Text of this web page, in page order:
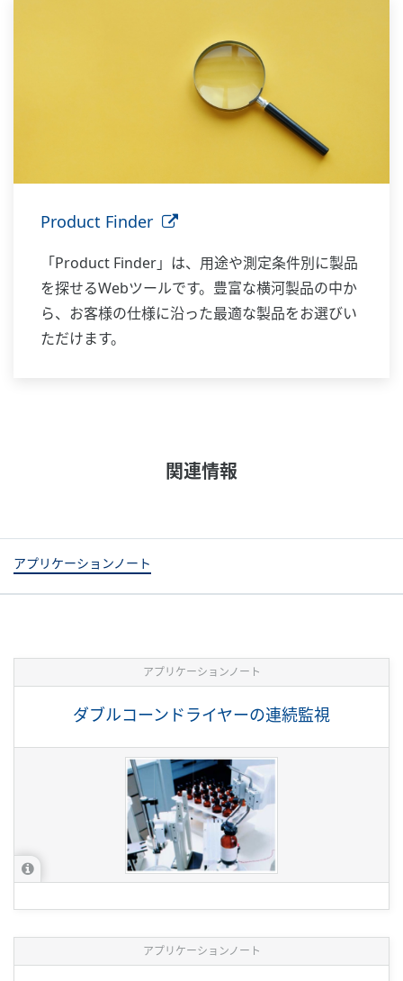
Product Finder
「Product Finder」は、用途や測定条件別に製品
を探せるWebツールです。豊富な横河製品の中か
ら、お客様の仕様に沿った最適な製品をお選びい
ただけます。
関連情報
アプリケーションノート
アプリケーションノート
ダブルコーンドライヤーの連続監視
アプリケーションノート